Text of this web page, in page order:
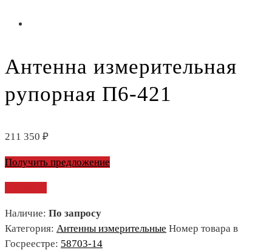
Антенна измерительная
рупорная П6-421
211 350 ₽
Получить предложение
Наличие: По запросу
Категория: Антенны измерительные Номер товара в
Госреестре: 58703-14